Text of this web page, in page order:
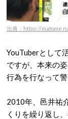
出典：https://
YouTuberとして
ですが、本来の
行為を行なって
2010年、邑井祐
くりを繰り返し